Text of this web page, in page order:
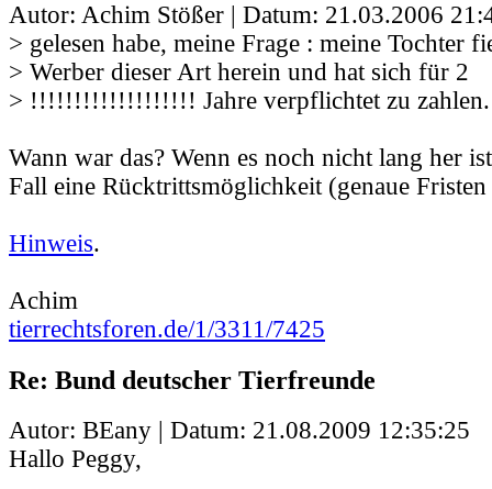
Autor: Achim Stößer | Datum: 21.03.2006
> gelesen habe, meine Frage : meine Tochter
> Werber dieser Art herein und hat sich für 2
> !!!!!!!!!!!!!!!!!!! Jahre verpflichtet zu zahlen.
Wann war das? Wenn es noch nicht lang her
Fall eine Rücktrittsmöglichkeit (genaue
Hinweis.
Achim
tierrechtsforen.de/1/3311/7425
Re: Bund deutscher Tierfreunde
Autor: BEany | Datum: 21.08.2009 12:35:25
Hallo Peggy,